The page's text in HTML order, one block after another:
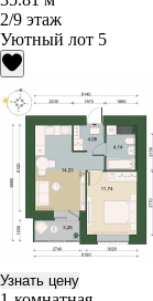
2/9 этаж
Уютный лот 5
Узнать цену